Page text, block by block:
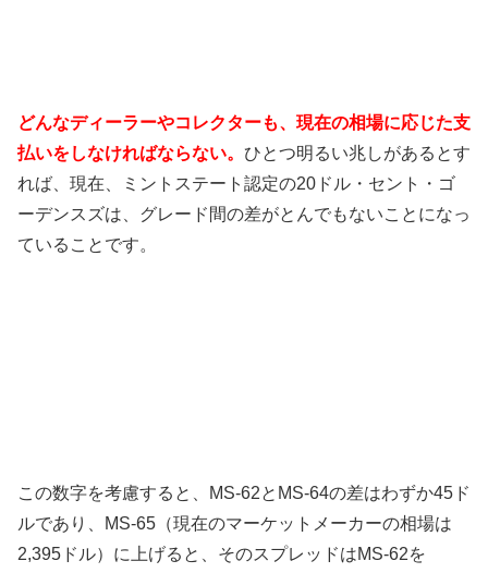
どんなディーラーやコレクターも、現在の相場に応じた支
払いをしなければならない。 ひとつ明るい兆しがあるとす
れば、現在、ミントステート認定の20ドル・セント・ゴ
ーデンスズは、グレード間の差がとんでもないことになっ
ていることです。
この数字を考慮すると、MS-62とMS-64の差はわずか45ド
ルであり、MS-65（現在のマーケットメーカーの相場は
2,395ドル）に上げると、そのスプレッドはMS-62を